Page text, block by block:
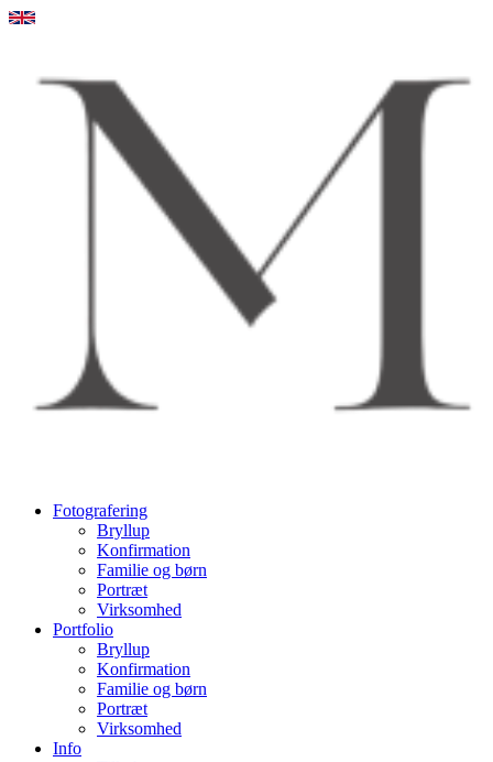
Videre
Fotografering
Bryllup
Konfirmation
Familie og børn
Portræt
Virksomhed
Portfolio
Bryllup
Konfirmation
Familie og børn
Portræt
Virksomhed
Info